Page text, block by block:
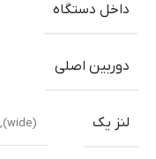
داخل دستگاه
دوربین اصلی
لنز یک (wide)
,